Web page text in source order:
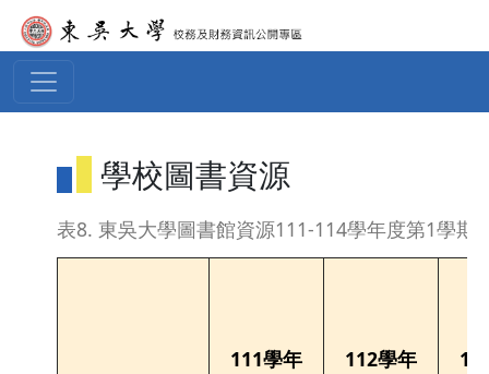
移至主內容
學校圖書資源
表8. 東吳大學圖書館資源111-114學年度第1學期
111學年
112學年